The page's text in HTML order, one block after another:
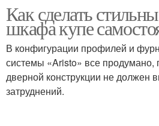
Как сделать
шкафа купе
В конфигурации профилей и
системы «Aristo» все продумано,
дверной конструкции не должен
затруднений.